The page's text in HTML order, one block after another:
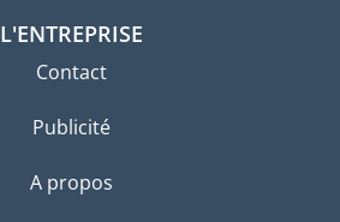
L'ENTREPRISE
Contact
Publicité
A propos